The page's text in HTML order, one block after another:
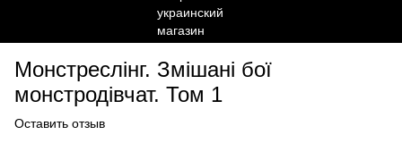
Монстреслінг. Змішані бої
монстродівчат. Том 1
Оставить отзыв